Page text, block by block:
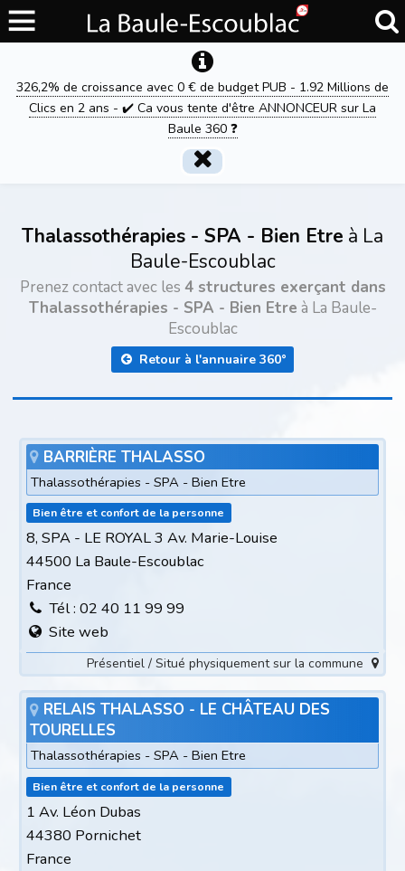
326,2% de croissance avec 0 € de budget PUB - 1.92 Millions de
Clics en 2 ans - ✔️ Ca vous tente d'être ANNONCEUR sur La
Baule 360 ❓
Thalassothérapies - SPA - Bien Etre à La
Baule-Escoublac
Prenez contact avec les 4 structures exerçant dans
Thalassothérapies - SPA - Bien Etre à La Baule-
Escoublac
Retour à l'annuaire 360°
BARRIÈRE THALASSO
Thalassothérapies - SPA - Bien Etre
Bien être et confort de la personne
8, SPA - LE ROYAL 3 Av. Marie-Louise
44500 La Baule-Escoublac
France
Tél : 02 40 11 99 99
Site web
Présentiel / Situé physiquement sur la commune
RELAIS THALASSO - LE CHÂTEAU DES
TOURELLES
Thalassothérapies - SPA - Bien Etre
Bien être et confort de la personne
1 Av. Léon Dubas
44380 Pornichet
France